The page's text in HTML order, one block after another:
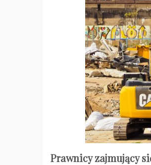
Prawnicy zajmujący